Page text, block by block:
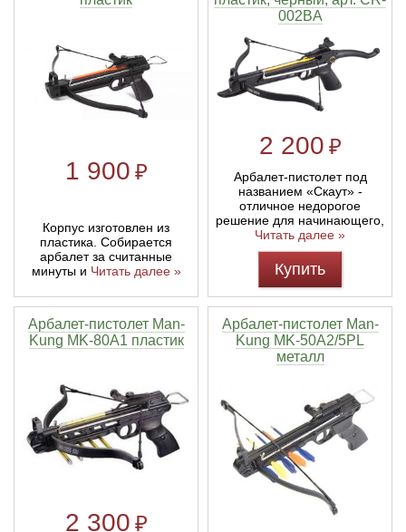
1 900 ₽
Корпус изготовлен из
пластика. Собирается
арбалет за считанные
минуты и Читать далее »
002BA
2 200 ₽
Арбалет-пистолет под
названием «Скаут» -
отличное недорогое
решение для начинающего,
Читать далее »
Купить
Арбалет-пистолет Man-
Kung MK-80A1 пластик
2 300 ₽
Арбалет-пистолет Man-
Kung MK-50A2/5PL
металл
Натяжители для арбалетов
Ремни и петли
Рукоятки для лука
Нагрудники
Краги для стрельбы
Перчатки для традиционных луков
Линейки для настройки лука
Инсерты для лучных стрел
Стрелы для лука
Непальские кукри
Ножи танто
Топорики-томагавки
Ножи известных брендов
Метательные ножи
Охотничьи ножи
Паста для полировки ножей